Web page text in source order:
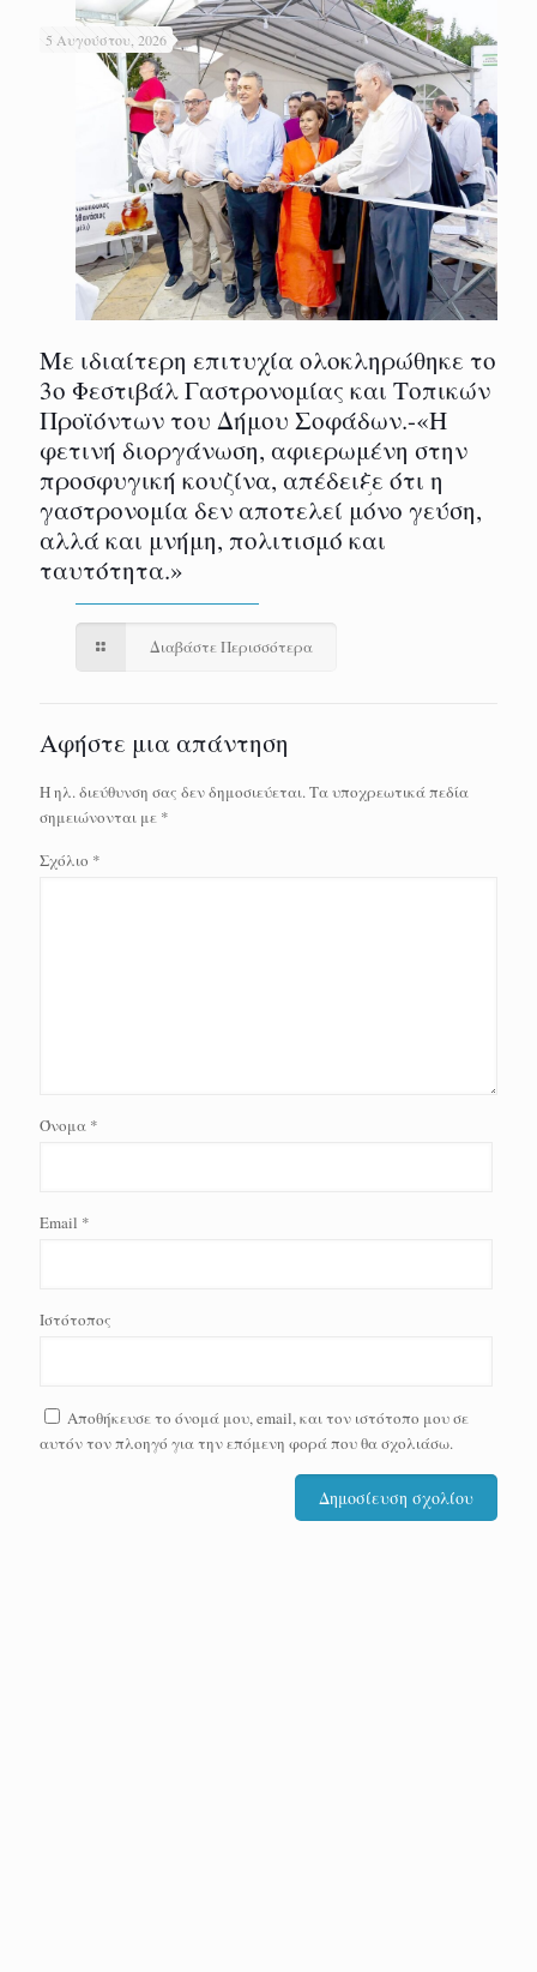
5 Αυγούστου, 2026
Με ιδιαίτερη επιτυχία ολοκληρώθηκε το
3ο Φεστιβάλ Γαστρονομίας και Τοπικών
Προϊόντων του Δήμου Σοφάδων.-«Η
φετινή διοργάνωση, αφιερωμένη στην
προσφυγική κουζίνα, απέδειξε ότι η
γαστρονομία δεν αποτελεί μόνο γεύση,
αλλά και μνήμη, πολιτισμό και
ταυτότητα.»
Διαβάστε Περισσότερα
Αφήστε μια απάντηση
Η ηλ. διεύθυνση σας δεν δημοσιεύεται.Τα υποχρεωτικά πεδία
σημειώνονται με *
Σχόλιο *
Όνομα *
Email *
Ιστότοπος
Αποθήκευσε το όνομά μου, email, και τον ιστότοπο μου σε
αυτόν τον πλοηγό για την επόμενη φορά που θα σχολιάσω.